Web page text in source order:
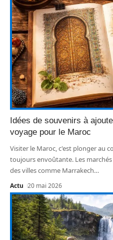
Idées de souvenirs à
voyage pour le Maroc
Visiter le Maroc, c'est plonger au
toujours envoûtante. Les
des villes comme Marrakech…
Actu 20 mai 2026